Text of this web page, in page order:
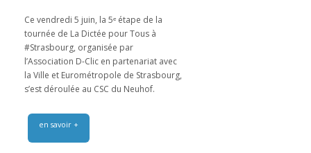
Ce vendredi 5 juin, la 5ᵉ étape de la
tournée de La Dictée pour Tous à
#Strasbourg, organisée par
l’Association D-Clic en partenariat avec
la Ville et Eurométropole de Strasbourg,
s’est déroulée au CSC du Neuhof.
en savoir +